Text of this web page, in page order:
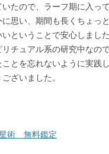
いたので、ラーフ期に入っ
に思い、期間も長くちょっ
ということで安心しました
リチュアル系の研究中なの
とを忘れないように実践
ざいました。
術 無料鑑定